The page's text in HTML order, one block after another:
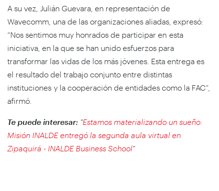
A su vez, Julián Guevara, en representación de
Wavecomm, una de las organizaciones aliadas, expresó:
“Nos sentimos muy honrados de participar en esta
iniciativa, en la que se han unido esfuerzos para
transformar las vidas de los más jóvenes. Esta entrega es
el resultado del trabajo conjunto entre distintas
instituciones y la cooperación de entidades como la FAC”,
afirmó.
Te puede interesar: "Estamos materializando un sueño:
Misión INALDE entregó la segunda aula virtual en
Zipaquirá - INALDE Business School"